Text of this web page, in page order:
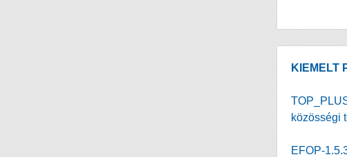
KIEMELT
közösségi
EFOP-